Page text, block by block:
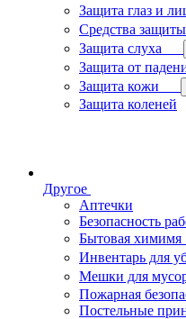
Защита глаз и
Средства
Защита слуха
Защита от
Защита кожи
Защита коленей
Другое
Аптечки
Безопасность
Бытовая химимя
Инвентарь для
Мешки для
Пожарная
Постельные